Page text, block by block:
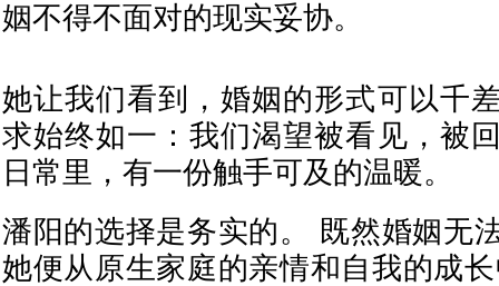
姻不得不面对的现实妥协。
她让我们看到，婚姻的形式可以千
求始终如一：我们渴望被看见，被
日常里，有一份触手可及的温暖。
潘阳的选择是务实的。 既然婚姻无
她便从原生家庭的亲情和自我的成